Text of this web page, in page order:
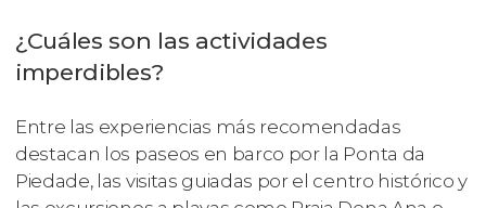
¿Cuáles son las actividades
imperdibles?
Entre las experiencias más recomendadas
destacan los paseos en barco por la Ponta da
Piedade, las visitas guiadas por el centro histórico y